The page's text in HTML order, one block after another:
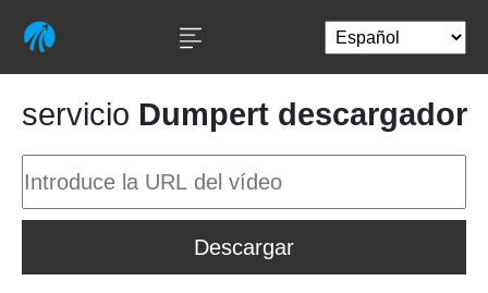
servicio Dumpert descargador
Descargar